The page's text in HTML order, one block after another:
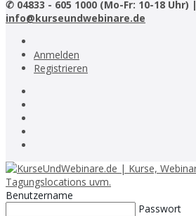
✆ 04833 - 605 1000 (Mo-Fr: 10-18 Uhr) |
info@kurseundwebinare.de
Anmelden
Registrieren
Benutzername
Passwort